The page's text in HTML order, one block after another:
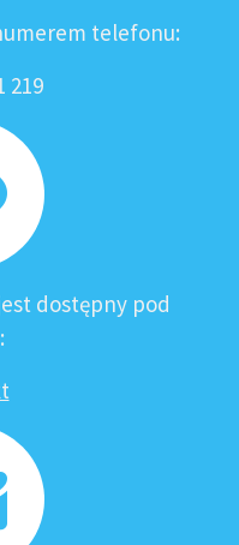
telefonu:
219
dostępny pod